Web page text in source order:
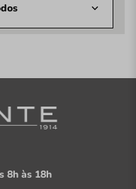
8h às 18h